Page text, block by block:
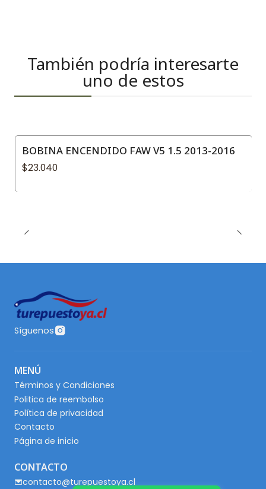
También podría interesarte
uno de estos
BOBINA ENCENDIDO FAW V5 1.5 2013-2016
$23.040
Síguenos
MENÚ
Términos y Condiciones
Politica de reembolso
Política de privacidad
Contacto
Página de inicio
CONTACTO
contacto@turepuestoya.cl